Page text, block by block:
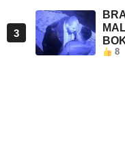
3
8